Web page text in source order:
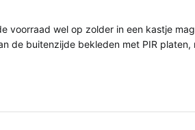
voorraad wel op zolder in een kastje
de buitenzijde bekleden met PIR